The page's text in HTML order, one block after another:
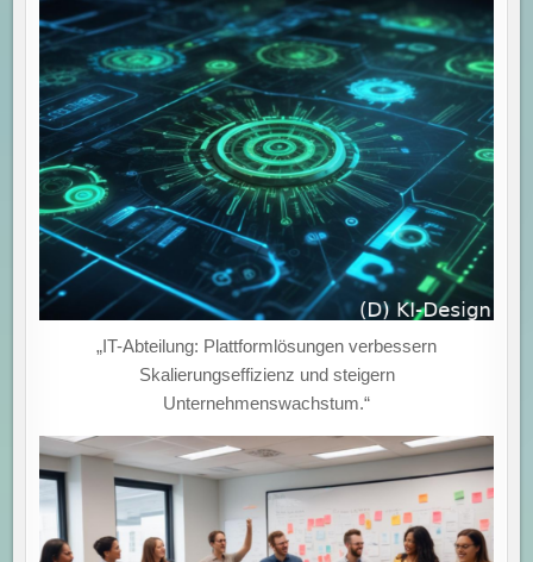
„IT-Abteilung: Plattformlösungen verbessern
Skalierungseffizienz und steigern
Unternehmenswachstum.“